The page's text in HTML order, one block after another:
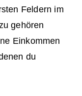
Feldern im
gehören
Einkommen
du